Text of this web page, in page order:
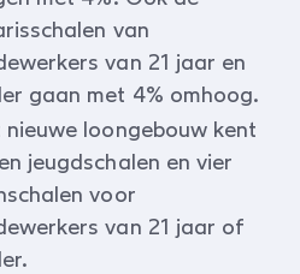
van
van 21 jaar en
gaan met 4% omhoog.
nieuwe loongebouw kent
jeugdschalen en vier
voor
van 21 jaar of